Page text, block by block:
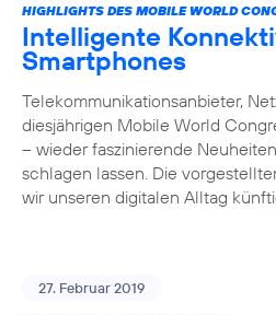
HIGHLIGHTS DES MOBILE WORLD
Intelligente
Smartphones
Telekommunikationsanbieter,
diesjährigen Mobile World
– wieder faszinierende
schlagen lassen. Die
wir unseren digitalen Alltag
27. Februar 2019